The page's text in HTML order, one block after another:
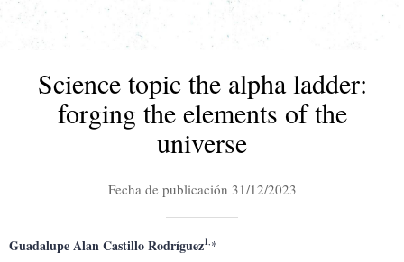
Science topic the alpha ladder:
forging the elements of the
universe
Fecha de publicación 31/12/2023
Guadalupe Alan Castillo Rodríguez1,*